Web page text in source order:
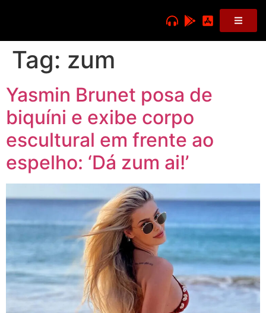
Tag: zum
Yasmin Brunet posa de
biquíni e exibe corpo
escultural em frente ao
espelho: ‘Dá zum ai!’